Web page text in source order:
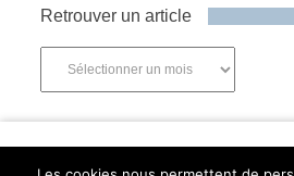
Retrouver un article